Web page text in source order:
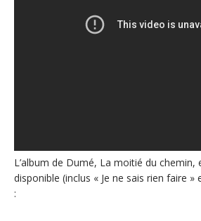
L’album de Dumé, La moitié du
disponible (inclus « Je ne sais rien faire »
: